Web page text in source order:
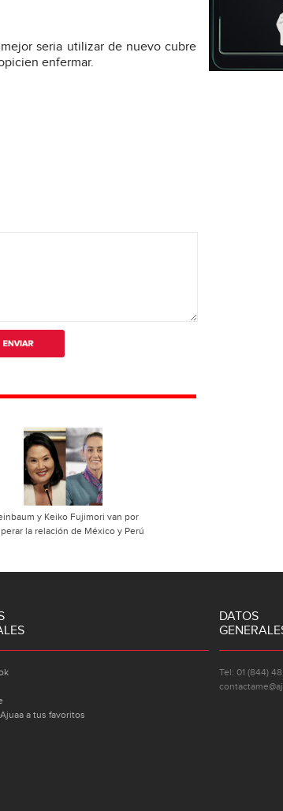
seria utilizar de nuevo cubre
enfermar.
y Keiko Fujimori van por
la relación de México y Perú
a tus favoritos
DATOS
Tel: 01 (844)